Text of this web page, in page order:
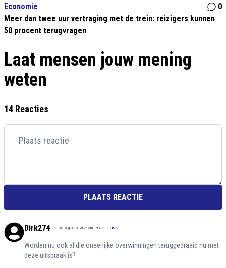
Economie
0
Meer dan twee uur vertraging met de trein: reizigers kunnen
50 procent terugvragen
Laat mensen jouw mening
weten
14 Reacties
PLAATS REACTIE
Dirk274 03 augustus 2025 om 19:47 + 1639
Worden nu ook al die oneerlijke overwinningen teruggedraaid nu met
deze uitspraak is?